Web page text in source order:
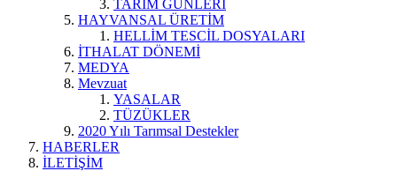
TARIM GÜNLERİ
HAYVANSAL ÜRETİM
HELLİM TESCİL DOSYALARI
İTHALAT DÖNEMİ
MEDYA
Mevzuat
YASALAR
TÜZÜKLER
2020 Yılı Tarımsal Destekler
HABERLER
İLETİŞİM